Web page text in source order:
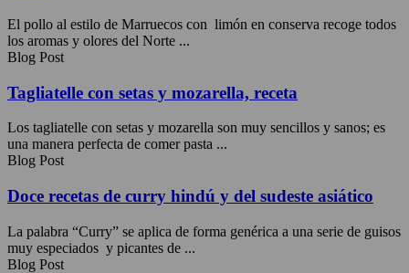
El pollo al estilo de Marruecos con limón en conserva recoge todos
los aromas y olores del Norte ...
Blog Post
Tagliatelle con setas y mozarella, receta
Los tagliatelle con setas y mozarella son muy sencillos y sanos; es
una manera perfecta de comer pasta ...
Blog Post
Doce recetas de curry hindú y del sudeste asiático
La palabra “Curry” se aplica de forma genérica a una serie de guisos
muy especiados y picantes de ...
Blog Post